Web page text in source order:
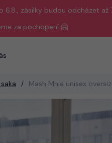
6.8., zásilky budou odcházet až
za pochopení 🤗
Mash Mnie unisex